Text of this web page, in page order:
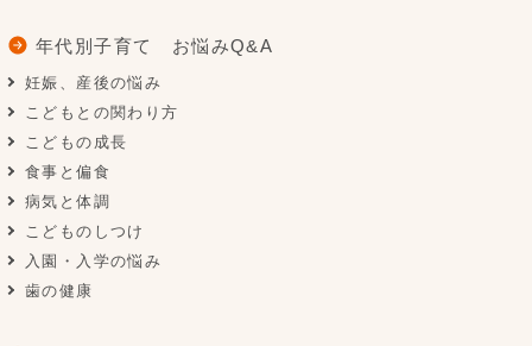
年代別子育て お悩みQ&A
妊娠、産後の悩み
こどもとの関わり方
こどもの成長
食事と偏食
病気と体調
こどものしつけ
入園・入学の悩み
歯の健康